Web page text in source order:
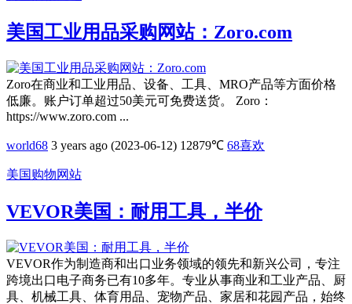
美国工业用品采购网站：Zoro.com
Zoro在商业和工业用品、设备、工具、MRO产品等方面价格
低廉。账户订单超过50美元可免费送货。 Zoro：
https://www.zoro.com ...
world68 3 years ago (2023-06-12) 12879℃ 68喜欢
美国购物网站
VEVOR美国：耐用工具，半价
VEVOR作为制造商和出口业务领域的领先和新兴公司，专注
跨境出口电子商务已有10多年。专业从事商业和工业产品、厨
具、机械工具、体育用品、宠物产品、家居和花园产品，始终